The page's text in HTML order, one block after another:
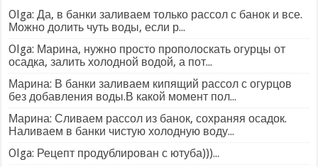
Olga: Да, в банки заливаем только рассол с банок и все.
Можно долить чуть воды, если р...
Olga: Марина, нужно просто прополоскать огурцы от
осадка, залить холодной водой, а пот...
Марина: В банки заливаем кипящий рассол с огурцов
без добавления воды.В какой момент пол...
Марина: Сливаем рассол из банок, сохраняя осадок.
Наливаем в банки чистую холодную воду...
Olga: Рецепт продублирован с ютуба)))...